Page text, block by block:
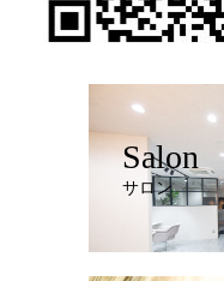
Salon
サロン